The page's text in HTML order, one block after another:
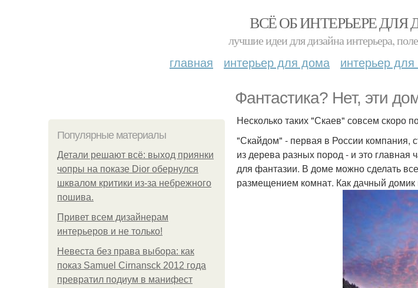
ВСЁ ОБ ИНТЕРЬЕРЕ
лучшие идеи для дизайна интерьера,
главная интерьер для дома интерьер
Фантастика? Нет, эти
Популярные материалы
Детали решают всё: выход приянки
чопры на показе Dior обернулся
шквалом критики из-за небрежного
пошива.
Привет всем дизайнерам
интерьеров и не только!
Невеста без права выбора: как
показ Samuel Cirnansck 2012 года
превратил подиум в манифест
Несколько таких "Скаев" совсем скоро
"Скайдом" - первая в России компания,
из дерева разных пород - и это главная
для фантазии. В доме можно сделать
размещением комнат. Как дачный домик